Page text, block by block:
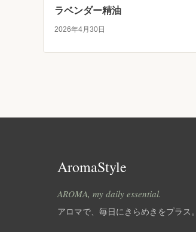
ラベンダー精油
2026年4月30日
AromaStyle
AROMA, my daily essential.
アロマで、毎日にきらめきをプラス。